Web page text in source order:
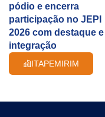
pódio e encerra
participação no JEPI
2026 com destaque e
integração
ITAPEMIRIM